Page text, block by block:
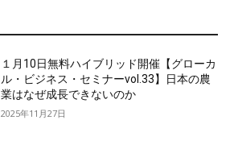
１月10日無料ハイブリッド開催【グローカ
ル・ビジネス・セミナーvol.33】日本の農
業はなぜ成長できないのか
2025年11月27日